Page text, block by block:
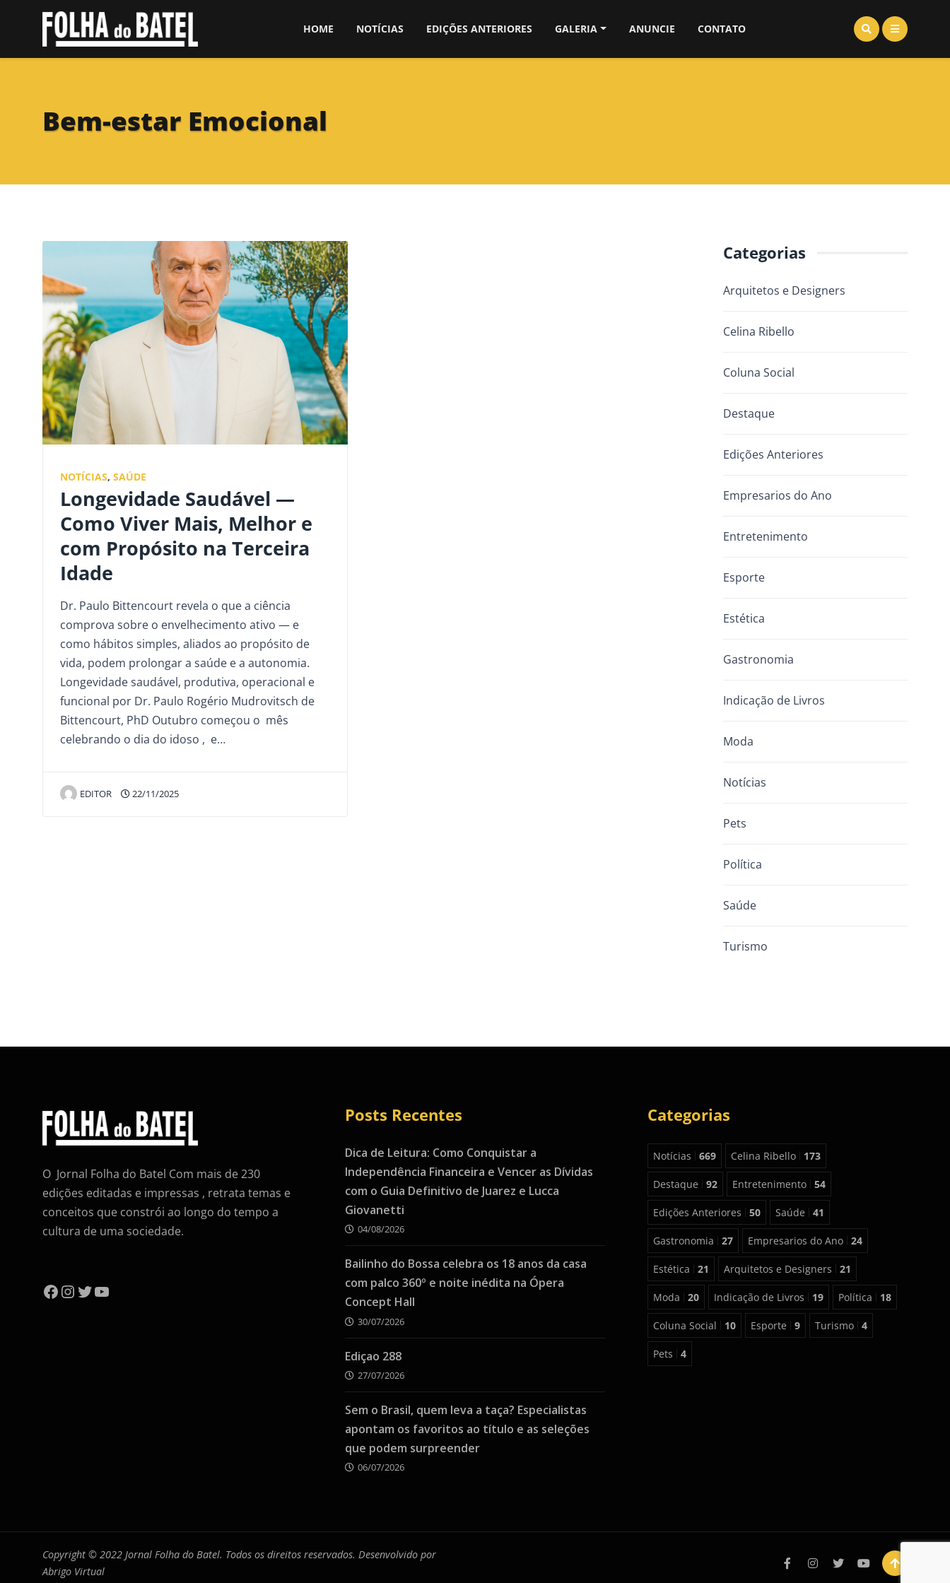
HOME NOTÍCIAS EDIÇÕES ANTERIORES GALERIA ANUNCIE CONTATO
Bem-estar Emocional
NOTÍCIAS, SAÚDE
Longevidade Saudável —
Como Viver Mais, Melhor e
com Propósito na Terceira
Idade
Dr. Paulo Bittencourt revela o que a ciência
comprova sobre o envelhecimento ativo — e
como hábitos simples, aliados ao propósito de
vida, podem prolongar a saúde e a autonomia.
Longevidade saudável, produtiva, operacional e
funcional por Dr. Paulo Rogério Mudrovitsch de
Bittencourt, PhD Outubro começou o mês
celebrando o dia do idoso , e…
EDITOR 22/11/2025
Categorias
Arquitetos e Designers
Celina Ribello
Coluna Social
Destaque
Edições Anteriores
Empresarios do Ano
Entretenimento
Esporte
Estética
Gastronomia
Indicação de Livros
Moda
Notícias
Pets
Política
Saúde
Turismo
O Jornal Folha do Batel Com mais de 230
edições editadas e impressas , retrata temas e
conceitos que constrói ao longo do tempo a
cultura de uma sociedade.
Facebook
Instagram
Twitter
YouTube
Posts Recentes
Dica de Leitura: Como Conquistar a
Independência Financeira e Vencer as Dívidas
com o Guia Definitivo de Juarez e Lucca
Giovanetti
04/08/2026
Bailinho do Bossa celebra os 18 anos da casa
com palco 360º e noite inédita na Ópera
Concept Hall
30/07/2026
Ediçao 288
27/07/2026
Sem o Brasil, quem leva a taça? Especialistas
apontam os favoritos ao título e as seleções
que podem surpreender
06/07/2026
Categorias
Notícias 669 Celina Ribello 173
Destaque 92 Entretenimento 54
Edições Anteriores 50 Saúde 41
Gastronomia 27 Empresarios do Ano 24
Estética 21 Arquitetos e Designers 21
Moda 20 Indicação de Livros 19 Política 18
Coluna Social 10 Esporte 9 Turismo 4
Pets 4
Copyright © 2022 Jornal Folha do Batel. Todos os direitos reservados. Desenvolvido por
Abrigo Virtual